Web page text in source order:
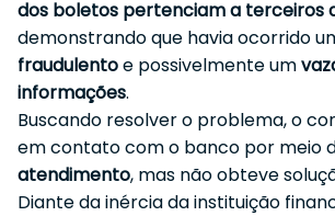
dos boletos pertenciam a terceiros
demonstrando que havia ocorrido
fraudulentoe possivelmente um
informações.
Buscando resolver o problema, o
em contato com o banco por meio
atendimento, mas não obteve
Diante da inércia da instituição